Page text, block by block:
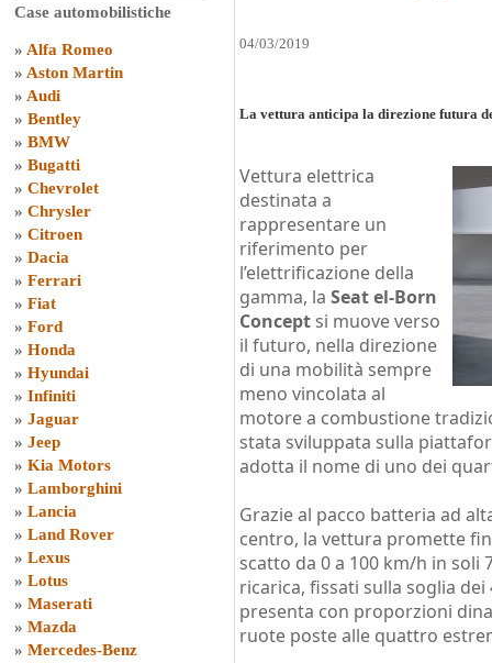
Case automobilistiche
» Alfa Romeo
» Aston Martin
» Audi
» Bentley
» BMW
» Bugatti
» Chevrolet
» Chrysler
» Citroen
» Dacia
» Ferrari
» Fiat
» Ford
» Honda
» Hyundai
» Infiniti
» Jaguar
» Jeep
» Kia Motors
» Lamborghini
» Lancia
» Land Rover
» Lexus
» Lotus
» Maserati
» Mazda
» Mercedes-Benz
04/03/2019
La vettura anticipa la direzione futura
Vettura elettrica
destinata a
rappresentare un
riferimento per
l’elettrificazione della
gamma, la Seat el-Born
Concept si muove verso
il futuro, nella direzione
di una mobilità sempre
meno vincolata al
motore a combustione
stata sviluppata sulla
adotta il nome di uno dei
Grazie al pacco batteria ad
centro, la vettura promette
scatto da 0 a 100 km/h in soli
ricarica, fissati sulla soglia
presenta con proporzioni
ruote poste alle quattro